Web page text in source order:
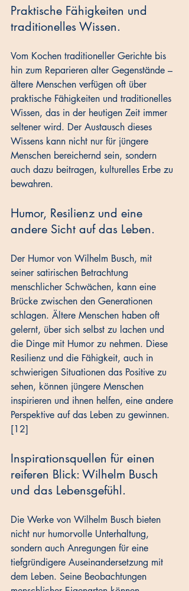
Praktische Fähigkeiten und
traditionelles Wissen.
Vom Kochen traditioneller Gerichte bis
hin zum Reparieren alter Gegenstände –
ältere Menschen verfügen oft über
praktische Fähigkeiten und traditionelles
Wissen, das in der heutigen Zeit immer
seltener wird. Der Austausch dieses
Wissens kann nicht nur für jüngere
Menschen bereichernd sein, sondern
auch dazu beitragen, kulturelles Erbe zu
bewahren.
Humor, Resilienz und eine
andere Sicht auf das Leben.
Der Humor von Wilhelm Busch, mit
seiner satirischen Betrachtung
menschlicher Schwächen, kann eine
Brücke zwischen den Generationen
schlagen. Ältere Menschen haben oft
gelernt, über sich selbst zu lachen und
die Dinge mit Humor zu nehmen. Diese
Resilienz und die Fähigkeit, auch in
schwierigen Situationen das Positive zu
sehen, können jüngere Menschen
inspirieren und ihnen helfen, eine andere
Perspektive auf das Leben zu gewinnen.
[12]
Inspirationsquellen für einen
reiferen Blick: Wilhelm Busch
und das Lebensgefühl.
Die Werke von Wilhelm Busch bieten
nicht nur humorvolle Unterhaltung,
sondern auch Anregungen für eine
tiefgründigere Auseinandersetzung mit
dem Leben. Seine Beobachtungen